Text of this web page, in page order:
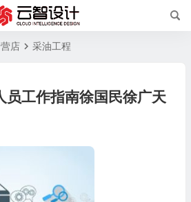
店 采油工程
员工作指南徐国民徐广天